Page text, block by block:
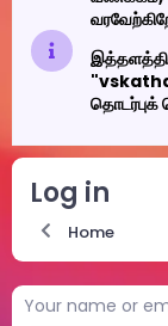
தொடர்புக்
Log in
Home
Your name or